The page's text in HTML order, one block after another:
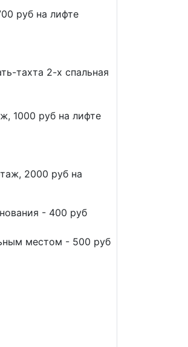
руб на лифте
тахта 2-х спальная
1000 руб на лифте
2000 руб на
- 400 руб
местом - 500 руб